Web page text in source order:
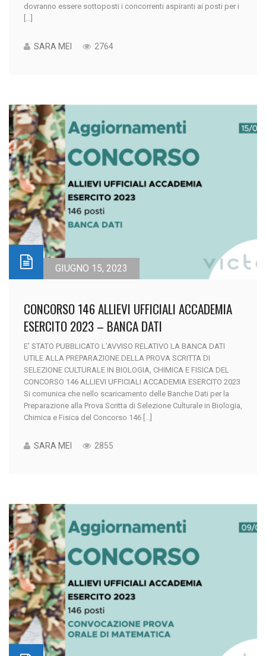
dovranno essere sottoposti i concorrenti aspiranti ai posti per i
[...]
SARA MEI 2764
GIUGNO 15, 2023
CONCORSO 146 ALLIEVI UFFICIALI ACCADEMIA
ESERCITO 2023 – BANCA DATI
E’ STATO PUBBLICATO L'AVVISO RELATIVO LA BANCA DATI
UTILE ALLA PREPARAZIONE DELLA PROVA SCRITTA DI
SELEZIONE CULTURALE IN BIOLOGIA, CHIMICA E FISICA DEL
CONCORSO 146 ALLIEVI UFFICIALI ACCADEMIA ESERCITO 2023
Si comunica che nello scaricamento delle Banche Dati per la
Preparazione alla Prova Scritta di Selezione Culturale in Biologia,
Chimica e Fisica del Concorso 146 [...]
SARA MEI 2855